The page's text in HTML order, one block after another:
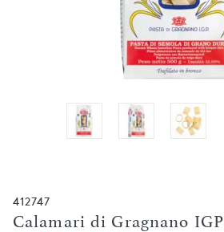
412747
Calamari di Gragnano IGP